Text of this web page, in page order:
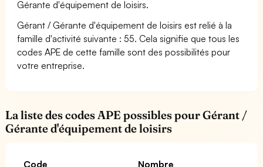
Gérante d'équipement de loisirs.
Gérant / Gérante d'équipement de loisirs est relié à la
famille d'activité suivante : 55. Cela signifie que tous les
codes APE de cette famille sont des possibilités pour
votre entreprise.
La liste des codes APE possibles pour Gérant /
Gérante d'équipement de loisirs
Code Nombre